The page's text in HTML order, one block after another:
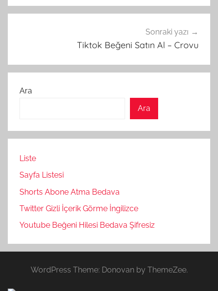
Sonraki yazı
Tiktok Beğeni Satın Al – Crovu
Ara
Ara
Liste
Sayfa Listesi
Shorts Abone Atma Bedava
Twitter Gizli İçerik Görme İngilizce
Youtube Beğeni Hilesi Bedava Şifresiz
WordPress Theme: Donovan by ThemeZee.